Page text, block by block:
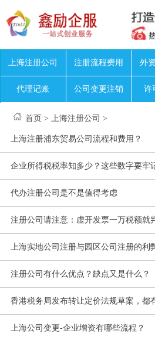
上海注册公司 注册流程费用 外
代理记账 公司变更注销 许
首页 > 上海注册公司 >
上海注册浦东贸易公司流程和费用？
企业所得税税率知多少？这些数字要牢
代办注册公司是不是值得考虑
注册公司请注意：虚开发票一万税额就
上海实地公司注册与园区公司注册的利
注册公司有什么优点？缺点又是什么？
香港税务局发布转让定价法规草案，都
上海公司变更-企业增资有哪些流程？